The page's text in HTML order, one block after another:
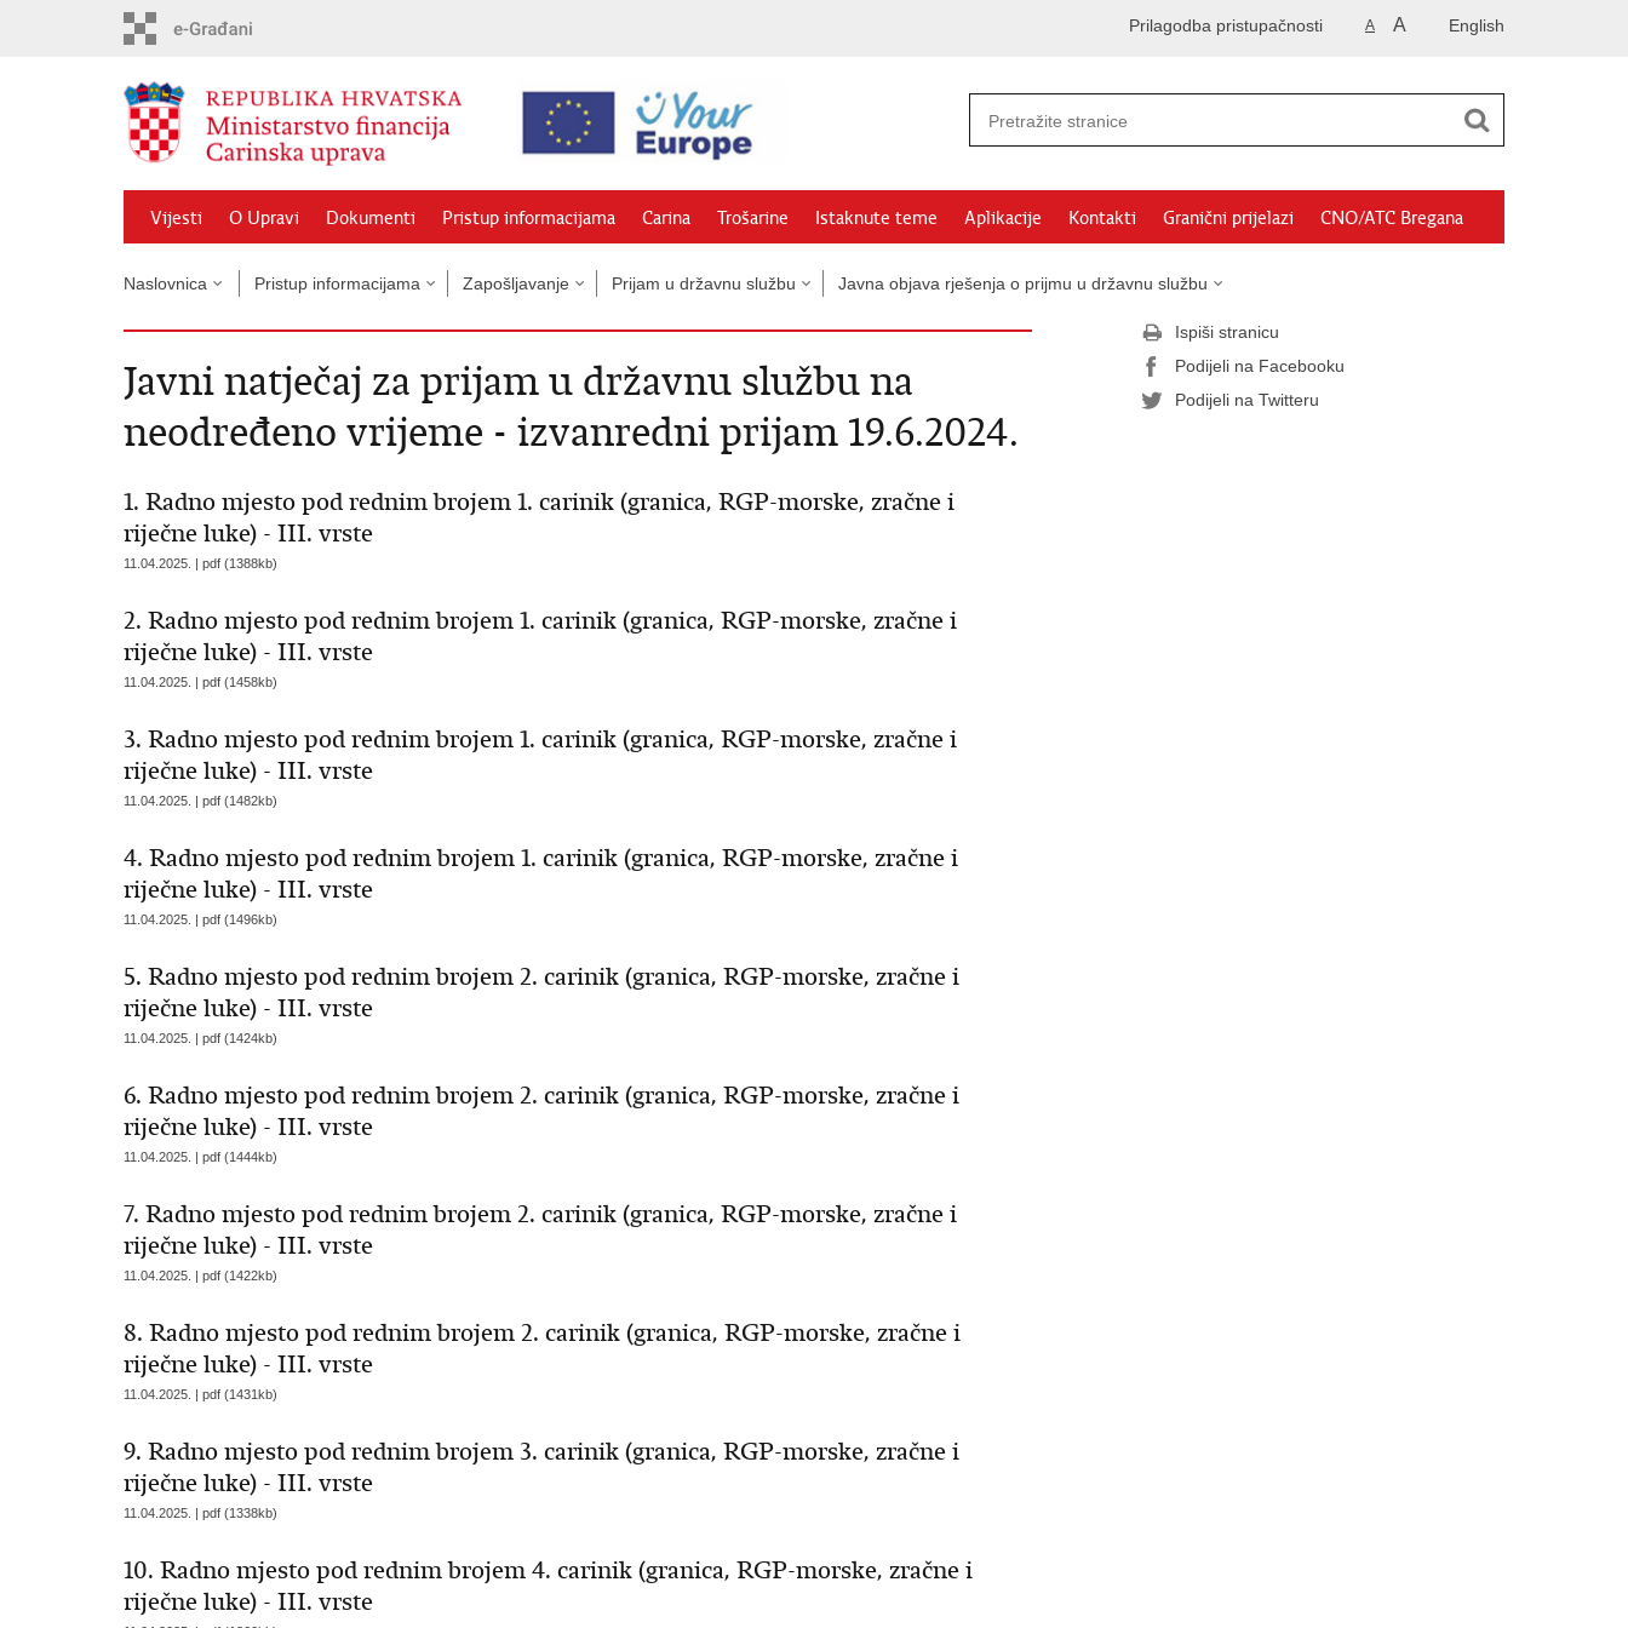
English
A A
Prilagodba pristupačnosti
Vijesti O Upravi Dokumenti Pristup informacijama Carina Trošarine Istaknute teme Aplikacije Kontakti Granični prijelazi CNO/ATC Bregana
Naslovnica Pristup informacijama Zapošljavanje Prijam u državnu službu Javna objava rješenja o prijmu u državnu službu
Javni natječaj za prijam u državnu službu na
neodređeno vrijeme - izvanredni prijam 19.6.2024.
1. Radno mjesto pod rednim brojem 1. carinik (granica, RGP-morske, zračne i
riječne luke) - III. vrste
11.04.2025. | pdf (1388kb)
2. Radno mjesto pod rednim brojem 1. carinik (granica, RGP-morske, zračne i
riječne luke) - III. vrste
11.04.2025. | pdf (1458kb)
3. Radno mjesto pod rednim brojem 1. carinik (granica, RGP-morske, zračne i
riječne luke) - III. vrste
11.04.2025. | pdf (1482kb)
4. Radno mjesto pod rednim brojem 1. carinik (granica, RGP-morske, zračne i
riječne luke) - III. vrste
11.04.2025. | pdf (1496kb)
5. Radno mjesto pod rednim brojem 2. carinik (granica, RGP-morske, zračne i
riječne luke) - III. vrste
11.04.2025. | pdf (1424kb)
6. Radno mjesto pod rednim brojem 2. carinik (granica, RGP-morske, zračne i
riječne luke) - III. vrste
11.04.2025. | pdf (1444kb)
7. Radno mjesto pod rednim brojem 2. carinik (granica, RGP-morske, zračne i
riječne luke) - III. vrste
11.04.2025. | pdf (1422kb)
8. Radno mjesto pod rednim brojem 2. carinik (granica, RGP-morske, zračne i
riječne luke) - III. vrste
11.04.2025. | pdf (1431kb)
9. Radno mjesto pod rednim brojem 3. carinik (granica, RGP-morske, zračne i
riječne luke) - III. vrste
11.04.2025. | pdf (1338kb)
10. Radno mjesto pod rednim brojem 4. carinik (granica, RGP-morske, zračne i
riječne luke) - III. vrste
Ispiši stranicu
Podijeli na Facebooku
Podijeli na Twitteru